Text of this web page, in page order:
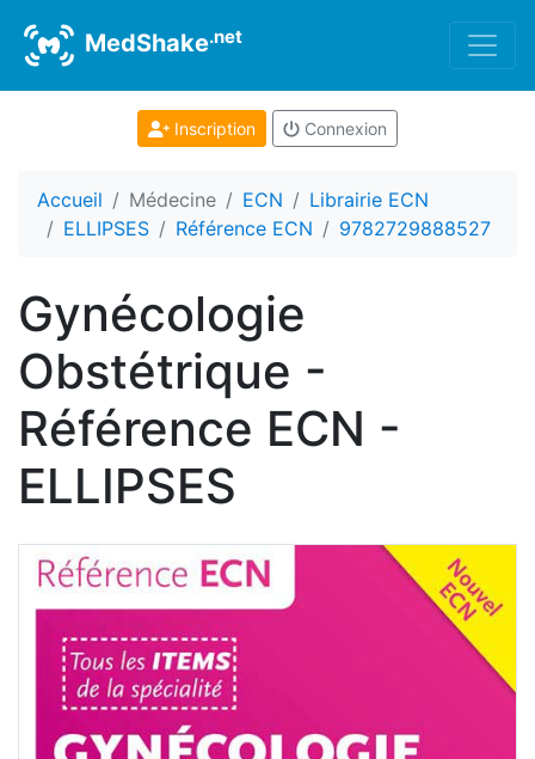
MedShake.net
Inscription Connexion
Accueil Médecine ECN
Librairie ECN
ELLIPSES
Référence ECN 9782729888527
Gynécologie
Obstétrique -
Référence ECN -
ELLIPSES